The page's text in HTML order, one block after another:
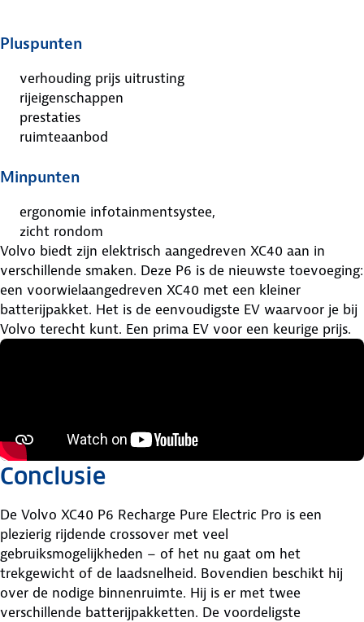
Pluspunten
verhouding prijs uitrusting
rijeigenschappen
prestaties
ruimteaanbod
Minpunten
ergonomie infotainmentsystee,
zicht rondom
Volvo biedt zijn elektrisch aangedreven XC40 aan in
verschillende smaken. Deze P6 is de nieuwste toevoeging:
een voorwielaangedreven XC40 met een kleiner
batterijpakket. Het is de eenvoudigste EV waarvoor je bij
Volvo terecht kunt. Een prima EV voor een keurige prijs.
Conclusie
De Volvo XC40 P6 Recharge Pure Electric Pro is een
plezierig rijdende crossover met veel
gebruiksmogelijkheden – of het nu gaat om het
trekgewicht of de laadsnelheid. Bovendien beschikt hij
over de nodige binnenruimte. Hij is er met twee
verschillende batterijpakketten. De voordeligste